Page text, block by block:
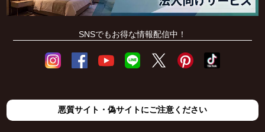
SNSでもお得な情報配信中！
悪質サイト・偽サイトにご注意ください